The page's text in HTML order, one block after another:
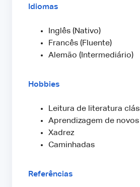
Idiomas
Inglês (Nativo)
Francês (Fluente)
Alemão (Intermediário)
Hobbies
Leitura de literatura
Aprendizagem de
Xadrez
Caminhadas
Referências